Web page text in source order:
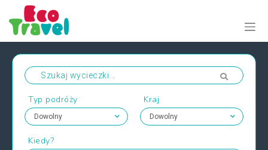
Typ podróży Kraj
Kiedy?